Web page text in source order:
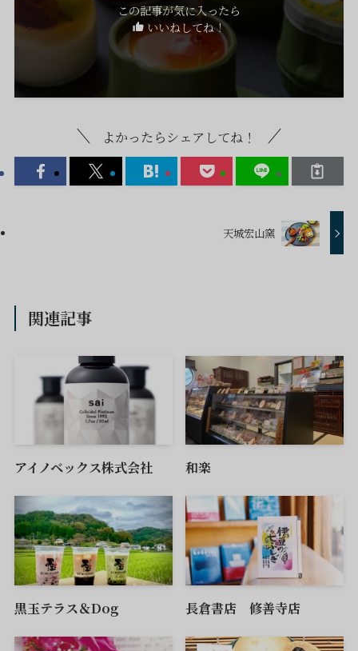
この記事が気に入ったら
いいねしてね！
よかったらシェアしてね！
天城宏山窯
関連記事
アイノベックス株式会社 和楽
黒玉テラス＆Dog 長倉書店 修善寺店